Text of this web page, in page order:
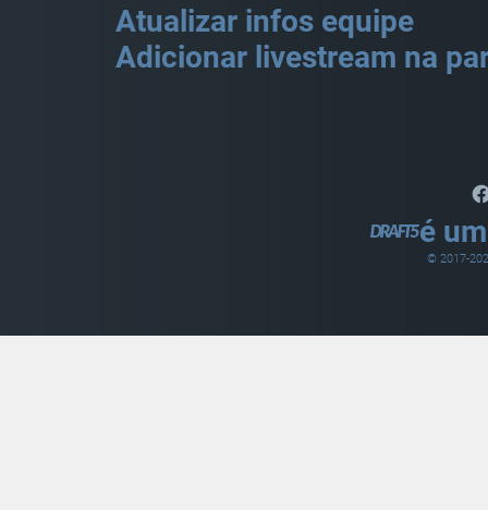
Atualizar infos equipe
Adicionar livestream na
é
© 2017-